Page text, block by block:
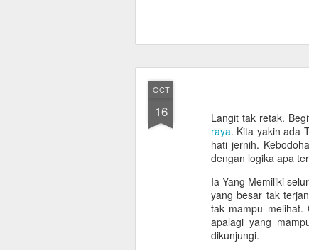
OCT
16 Langit tak retak.
raya. Kita yakin ada
hati jernih.
dengan logika apa
Ia Yang Memiliki
yang besar tak
tak mampu melihat.
apalagi yang
dikunjungi.